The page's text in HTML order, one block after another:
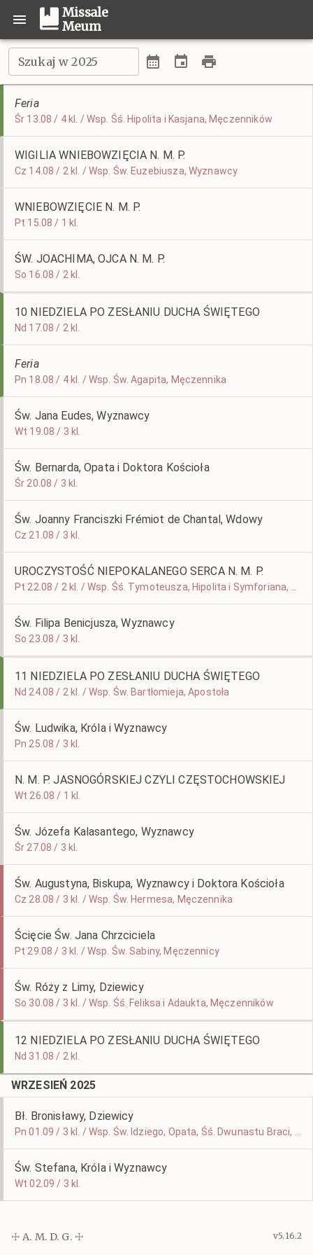
Missale
Meum
Szukaj w 2025
Feria
Śr 13.08 / 4 kl. / Wsp. Śś. Hipolita i Kasjana, Męczenników
WIGILIA WNIEBOWZIĘCIA N. M. P.
Cz 14.08 / 2 kl. / Wsp. Św. Euzebiusza, Wyznawcy
WNIEBOWZIĘCIE N. M. P.
Pt 15.08 / 1 kl.
ŚW. JOACHIMA, OJCA N. M. P.
So 16.08 / 2 kl.
10 NIEDZIELA PO ZESŁANIU DUCHA ŚWIĘTEGO
Nd 17.08 / 2 kl.
Feria
Pn 18.08 / 4 kl. / Wsp. Św. Agapita, Męczennika
Św. Jana Eudes, Wyznawcy
Wt 19.08 / 3 kl.
Św. Bernarda, Opata i Doktora Kościoła
Śr 20.08 / 3 kl.
Św. Joanny Franciszki Frémiot de Chantal, Wdowy
Cz 21.08 / 3 kl.
UROCZYSTOŚĆ NIEPOKALANEGO SERCA N. M. P.
Św. Filipa Benicjusza, Wyznawcy
So 23.08 / 3 kl.
11 NIEDZIELA PO ZESŁANIU DUCHA ŚWIĘTEGO
Nd 24.08 / 2 kl. / Wsp. Św. Bartłomieja, Apostoła
Św. Ludwika, Króla i Wyznawcy
Pn 25.08 / 3 kl.
N. M. P. JASNOGÓRSKIEJ CZYLI CZĘSTOCHOWSKIEJ
Wt 26.08 / 1 kl.
Św. Józefa Kalasantego, Wyznawcy
Śr 27.08 / 3 kl.
Św. Augustyna, Biskupa, Wyznawcy i Doktora Kościoła
Cz 28.08 / 3 kl. / Wsp. Św. Hermesa, Męczennika
Ścięcie Św. Jana Chrzciciela
Pt 29.08 / 3 kl. / Wsp. Św. Sabiny, Męczennicy
Św. Róży z Limy, Dziewicy
So 30.08 / 3 kl. / Wsp. Śś. Feliksa i Adaukta, Męczenników
12 NIEDZIELA PO ZESŁANIU DUCHA ŚWIĘTEGO
Nd 31.08 / 2 kl.
WRZESIEŃ 2025
Bł. Bronisławy, Dziewicy
Św. Stefana, Króla i Wyznawcy
Wt 02.09 / 3 kl.
☩ A. M. D. G. ☩ v5.16.2